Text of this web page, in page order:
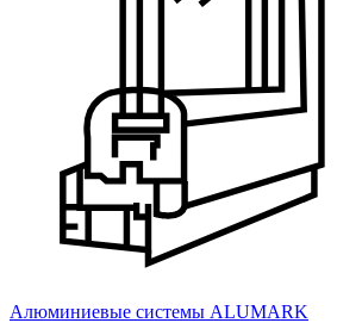
Алюминиевые системы ALUMARK